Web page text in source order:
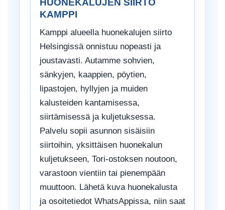
HUONEKALUJEN SIIRTO
KAMPPI
Kamppi alueella huonekalujen siirto
Helsingissä onnistuu nopeasti ja
joustavasti. Autamme sohvien,
sänkyjen, kaappien, pöytien,
lipastojen, hyllyjen ja muiden
kalusteiden kantamisessa,
siirtämisessä ja kuljetuksessa.
Palvelu sopii asunnon sisäisiin
siirtoihin, yksittäisen huonekalun
kuljetukseen, Tori-ostoksen noutoon,
varastoon vientiin tai pienempään
muuttoon. Lähetä kuva huonekalusta
ja osoitetiedot WhatsAppissa, niin saat